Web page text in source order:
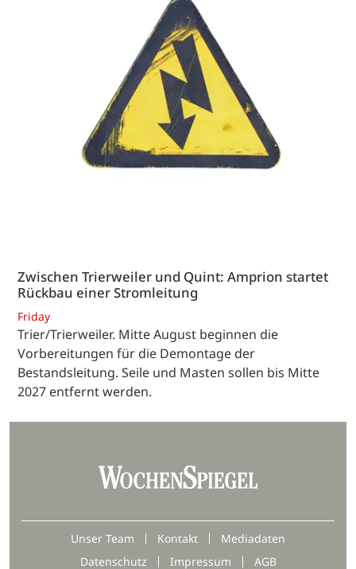
Zwischen Trierweiler und Quint: Amprion startet
Rückbau einer Stromleitung
Friday
Trier/Trierweiler. Mitte August beginnen die
Vorbereitungen für die Demontage der
Bestandsleitung. Seile und Masten sollen bis Mitte
2027 entfernt werden.
Unser Team Kontakt
Mediadaten
Datenschutz
Impressum AGB